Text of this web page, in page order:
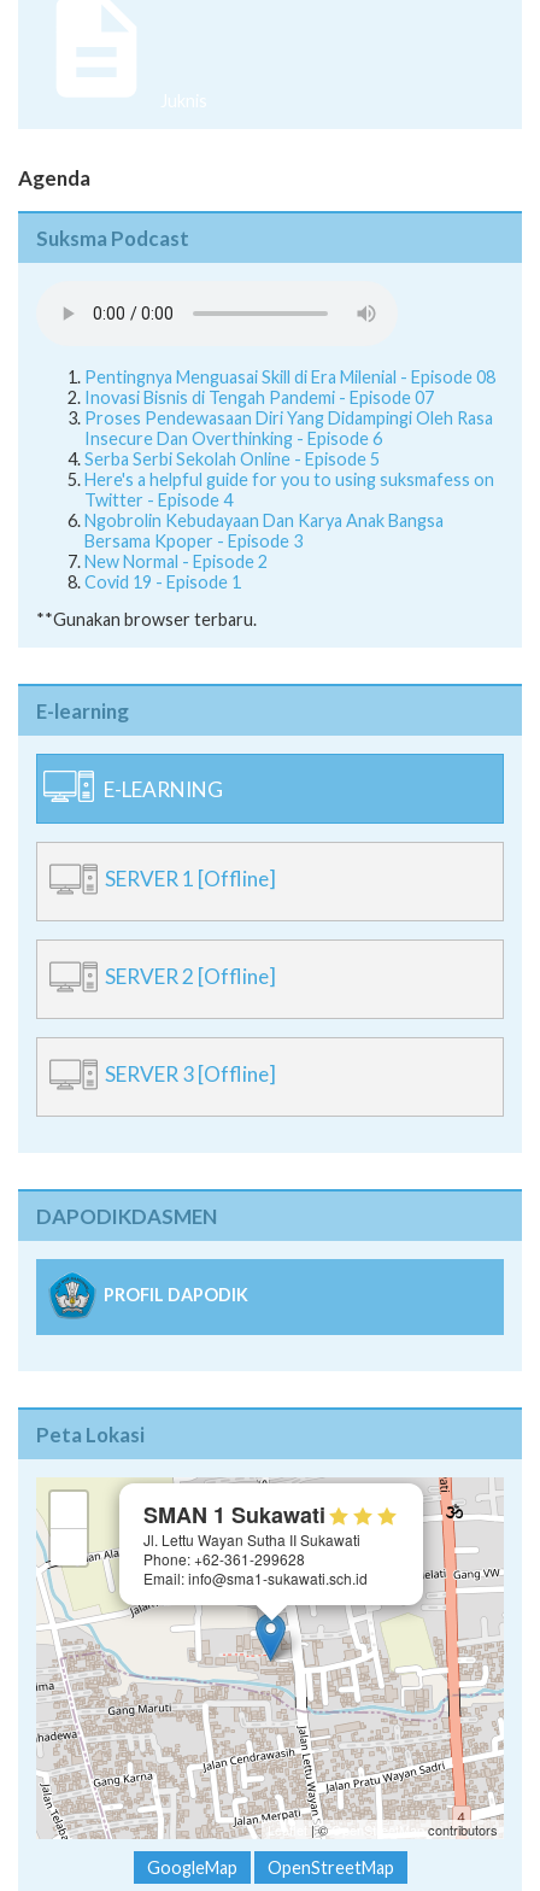
Juknis
Agenda
Suksma Podcast
Pentingnya Menguasai Skill di Era Milenial - Episode 08
Inovasi Bisnis di Tengah Pandemi - Episode 07
Proses Pendewasaan Diri Yang Didampingi Oleh Rasa
Insecure Dan Overthinking - Episode 6
Serba Serbi Sekolah Online - Episode 5
Here's a helpful guide for you to using suksmafess on
Twitter - Episode 4
Ngobrolin Kebudayaan Dan Karya Anak Bangsa
Bersama Kpoper - Episode 3
New Normal - Episode 2
Covid 19 - Episode 1
**Gunakan browser terbaru.
E-learning
E-LEARNING
SERVER 1 [Offline]
SERVER 2 [Offline]
SERVER 3 [Offline]
DAPODIKDASMEN
PROFIL DAPODIK
Peta Lokasi
SMAN 1 Sukawati
Jl. Lettu Wayan Sutha II Sukawati
Phone: +62-361-299628
Email: info@sma1-sukawati.sch.id
Leaflet | ©OpenStreetMap contributors
GoogleMap OpenStreetMap